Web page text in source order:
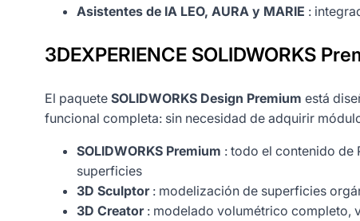
Asistentes de IA LEO, AURA y MARIE :
3DEXPERIENCE SOLIDWORKS
El paquete SOLIDWORKS Design Premium está
funcional completa: sin necesidad de adquirir
SOLIDWORKS Premium : todo el contenido de
superficies
3D Sculptor: modelización de superficies
3D Creator: modelado volumétrico completo,